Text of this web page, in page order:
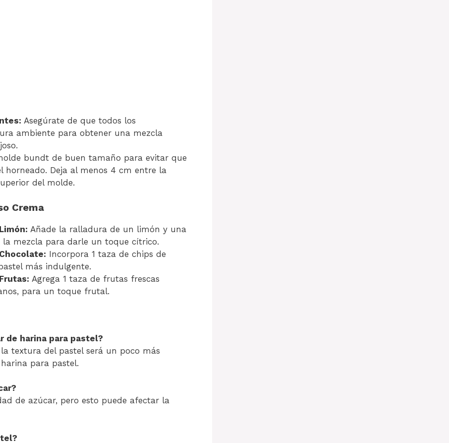
Asegúrate de que todos los
ambiente para obtener una mezcla
bundt de buen tamaño para evitar que
horneado. Deja al menos 4 cm entre la
del molde.
Crema
Añade la ralladura de un limón y una
mezcla para darle un toque cítrico.
Incorpora 1 taza de chips de
más indulgente.
Agrega 1 taza de frutas frescas
para un toque frutal.
de harina para pastel?
textura del pastel será un poco más
para pastel.
de azúcar, pero esto puede afectar la